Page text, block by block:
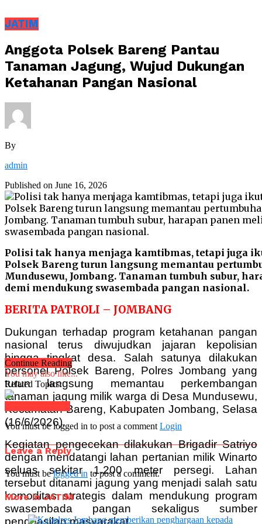
JATIM
Anggota Polsek Bareng Pantau
Tanaman Jagung, Wujud Dukungan
Ketahanan Pangan Nasional
By
admin
Published on June 16, 2026
Polisi tak hanya menjaga kamtibmas, tetapi juga
Polsek Bareng turun langsung memantau
Mundusewu, Jombang. Tanaman tumbuh subur,
demi mendukung swasembada pangan nasional.
BERITA PATROLI – JOMBANG
Dukungan terhadap program ketahanan pangan
nasional terus diwujudkan jajaran kepolisian
hingga tingkat desa. Salah satunya dilakukan
personel Polsek Bareng, Polres Jombang yang
turun langsung memantau perkembangan
tanaman jagung milik warga di Desa Mundusewu,
Kecamatan Bareng, Kabupaten Jombang, Selasa
(16/6/2026).
Kegiatan pengecekan dilakukan Brigadir Satriyo
dengan mendatangi lahan pertanian milik Winarto
seluas sekitar 1.200 meter persegi. Lahan
tersebut ditanami jagung yang menjadi salah satu
komoditas strategis dalam mendukung program
swasembada pangan sekaligus sumber
Continue Reading
You may also like...
Related Topics:
You must be logged in to post a comment Login
Leave a Reply
You must belogged in to post a comment.
More in JATIM